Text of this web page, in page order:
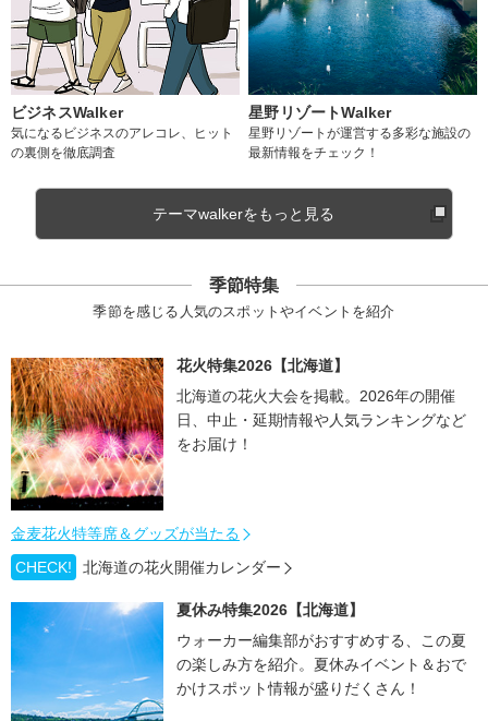
ビジネスWalker
気になるビジネスのアレコレ、ヒット
の裏側を徹底調査
星野リゾートWalker
星野リゾートが運営する多彩な施設の
最新情報をチェック！
テーマwalkerをもっと見る
季節特集
季節を感じる人気のスポットやイベントを紹介
花火特集2026【北海道】
北海道の花火大会を掲載。2026年の開催
日、中止・延期情報や人気ランキングなど
をお届け！
金麦花火特等席＆グッズが当たる
CHECK!
北海道の花火開催カレンダー
夏休み特集2026【北海道】
ウォーカー編集部がおすすめする、この夏
の楽しみ方を紹介。夏休みイベント＆おで
かけスポット情報が盛りだくさん！